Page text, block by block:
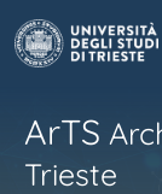
ArTS
Trieste